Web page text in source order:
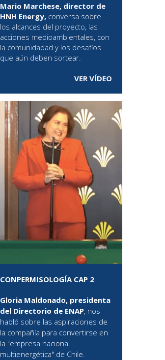
Mario Marchese, director de
HNH Energy, conversa sobre
los alcances del proyecto, las
acciones medioambientales, con
la comunidadad y los desafíos
que aún deben sortear.
VER VÍDEO
CONPERMISOLOGÍA CAP 2
Gloria Maldonado, presidenta
del Directorio de ENAP, nos
habló sobre las aspiraciones de
la compañía para convertirse en
la "empresa nacional
multienergética" de Chile.